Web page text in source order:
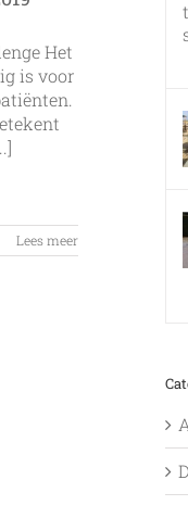
Het
is voor
Lees meer